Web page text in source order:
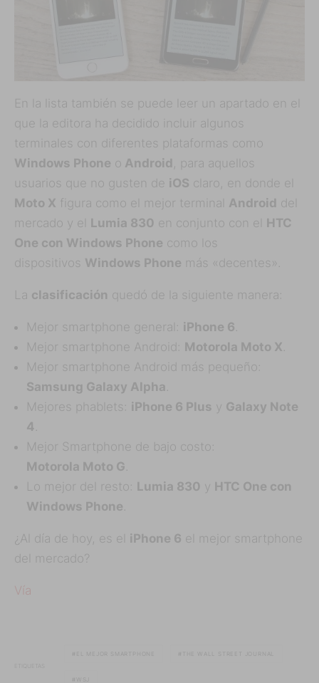
En la lista también se puede leer un apartado en el
que la editora ha decidido incluir algunos
terminales con diferentes plataformas como
Windows Phone o Android , para aquellos
usuarios que no gusten de iOS claro, en donde el
Moto X figura como el mejor terminal Android del
mercado y el Lumia 830 en conjunto con el HTC
One con Windows Phone como los
dispositivos Windows Phone más «decentes».
La clasificación quedó de la siguiente manera:
Mejor smartphone general: iPhone 6
Mejor smartphone Android: Motorola Moto X
Mejor smartphone Android más pequeño:
Samsung Galaxy Alpha
Mejores phablets: iPhone 6 Plus y Galaxy Note
4
Mejor Smartphone de bajo costo:
Motorola Moto G
Lo mejor del resto: Lumia 830 y HTC One con
Windows Phone
¿Al día de hoy, es el iPhone 6 el mejor smartphone
del mercado?
Vía
ETIQUETAS
EL MEJOR SMARTPHONE THE WALL STREET JOURNAL